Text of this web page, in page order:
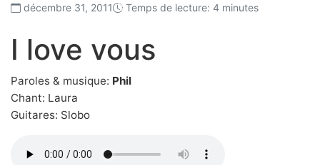
décembre 31, 2011 Temps de lecture: 4 minutes
I love vous
Paroles & musique: Phil
Chant: Laura
Guitares: Slobo